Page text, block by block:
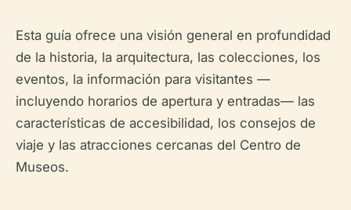
Esta guía ofrece una visión general en profundidad
de la historia, la arquitectura, las colecciones, los
eventos, la información para visitantes —
incluyendo horarios de apertura y entradas— las
características de accesibilidad, los consejos de
viaje y las atracciones cercanas del Centro de
Museos.